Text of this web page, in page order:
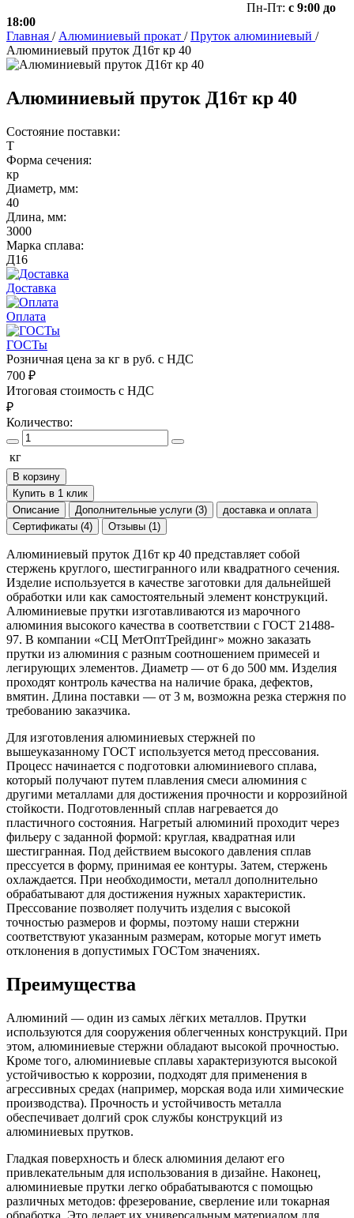
Пн-Пт: с 9:00 до
18:00
Главная / Алюминиевый прокат / Пруток алюминиевый /
Алюминиевый пруток Д16т кр 40
Алюминиевый пруток Д16т кр 40
Состояние поставки:
Т
Форма сечения:
кр
Диаметр, мм:
40
Длина, мм:
3000
Марка сплава:
Д16
Доставка
Оплата
ГОСТы
Розничная цена за кг в руб. с НДС
700 ₽
Итоговая стоимость с НДС
₽
Количество:
кг
В корзину
Купить в 1 клик
Описание
Дополнительные услуги (3)
доставка и оплата
Сертификаты (4)
Отзывы (1)
Алюминиевый пруток Д16т кр 40 представляет собой
стержень круглого, шестигранного или квадратного сечения.
Изделие используется в качестве заготовки для дальнейшей
обработки или как самостоятельный элемент конструкций.
Алюминиевые прутки изготавливаются из марочного
алюминия высокого качества в соответствии с ГОСТ 21488-
97. В компании «СЦ МетОптТрейдинг» можно заказать
прутки из алюминия с разным соотношением примесей и
легирующих элементов. Диаметр — от 6 до 500 мм. Изделия
проходят контроль качества на наличие брака, дефектов,
вмятин. Длина поставки — от 3 м, возможна резка стержня по
требованию заказчика.
Для изготовления алюминиевых стержней по
вышеуказанному ГОСТ используется метод прессования.
Процесс начинается с подготовки алюминиевого сплава,
который получают путем плавления смеси алюминия с
другими металлами для достижения прочности и коррозийной
стойкости. Подготовленный сплав нагревается до
пластичного состояния. Нагретый алюминий проходит через
фильеру с заданной формой: круглая, квадратная или
шестигранная. Под действием высокого давления сплав
прессуется в форму, принимая ее контуры. Затем, стержень
охлаждается. При необходимости, металл дополнительно
обрабатывают для достижения нужных характеристик.
Прессование позволяет получить изделия с высокой
точностью размеров и формы, поэтому наши стержни
соответствуют указанным размерам, которые могут иметь
отклонения в допустимых ГОСТом значениях.
Преимущества
Алюминий — один из самых лёгких металлов. Прутки
используются для сооружения облегченных конструкций. При
этом, алюминиевые стержни обладают высокой прочностью.
Кроме того, алюминиевые сплавы характеризуются высокой
устойчивостью к коррозии, подходят для применения в
агрессивных средах (например, морская вода или химические
производства). Прочность и устойчивость металла
обеспечивает долгий срок службы конструкций из
алюминиевых прутков.
Гладкая поверхность и блеск алюминия делают его
привлекательным для использования в дизайне. Наконец,
алюминиевые прутки легко обрабатываются с помощью
различных методов: фрезерование, сверление или токарная
обработка. Это делает их универсальным материалом для